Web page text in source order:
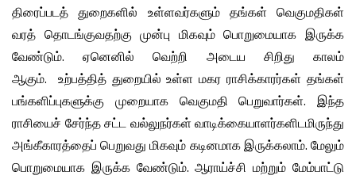
திரைப்படத் துறைகளில் உள்ளவர்களும் தங்கள் வெகுமதிகள்
வரத் தொடங்குவதற்கு முன்பு மிகவும் பொறுமையாக இருக்க
வேண்டும். ஏனெனில் வெற்றி அடைய சிறிது காலம்
ஆகும். உற்பத்தித் துறையில் உள்ள மகர ராசிக்காரர்கள் தங்கள்
பங்களிப்புகளுக்கு முறையாக வெகுமதி பெறுவார்கள். இந்த
ராசியைச் சேர்ந்த சட்ட வல்லுநர்கள் வாடிக்கையாளர்களிடமிருந்து
அங்கீகாரத்தைப் பெறுவது மிகவும் கடினமாக இருக்கலாம். மேலும்
பொறுமையாக இருக்க வேண்டும். ஆராய்ச்சி மற்றும் மேம்பாட்டு